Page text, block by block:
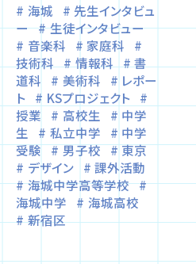
海城
先生インタビュ
ー
生徒インタビュー
音楽科
家庭科
技術科
情報科
書
道科
美術科
レポー
ト
KSプロジェクト
授業
高校生
中学
生
私立中学
中学
受験
男子校
東京
デザイン
課外活動
海城中学高等学校
海城中学
海城高校
新宿区